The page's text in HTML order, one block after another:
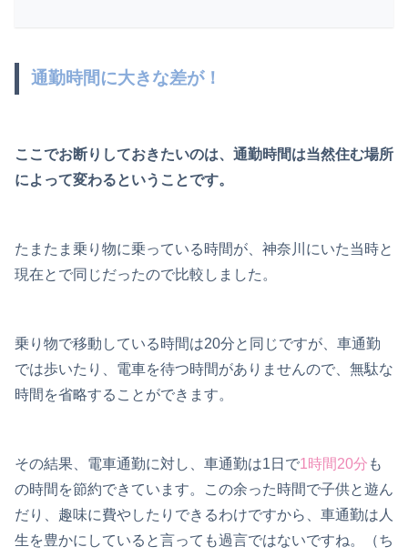
通勤時間に大きな差が！
ここでお断りしておきたいのは、通勤時間は当然住む場所
によって変わるということです。
たまたま乗り物に乗っている時間が、神奈川にいた当時と
現在とで同じだったので比較しました。
乗り物で移動している時間は20分と同じですが、車通勤
では歩いたり、電車を待つ時間がありませんので、無駄な
時間を省略することができます。
その結果、電車通勤に対し、車通勤は1日で1時間20分 も
の時間を節約できています。この余った時間で子供と遊ん
だり、趣味に費やしたりできるわけですから、車通勤は人
生を豊かにしていると言っても過言ではないですね。（ち